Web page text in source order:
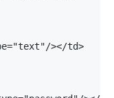
></td>